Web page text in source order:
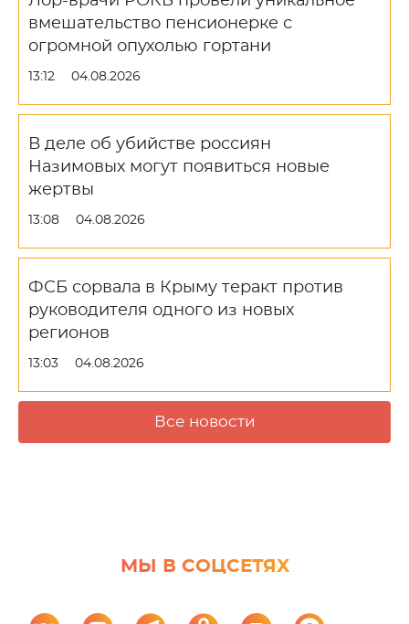
вмешательство пенсионерке с
огромной опухолью гортани
13:12 04.08.2026
В деле об убийстве россиян
Назимовых могут появиться новые
жертвы
13:08 04.08.2026
ФСБ сорвала в Крыму теракт против
руководителя одного из новых
регионов
13:03 04.08.2026
Все новости
МЫ В СОЦСЕТЯХ